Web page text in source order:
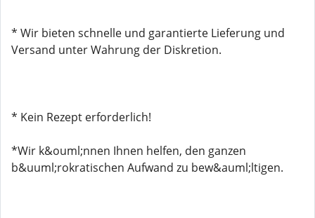
* Wir bieten schnelle und garantierte Lieferung und
Versand unter Wahrung der Diskretion.
* Kein Rezept erforderlich!
*Wir k&ouml;nnen Ihnen helfen, den ganzen
b&uuml;rokratischen Aufwand zu bew&auml;ltigen.